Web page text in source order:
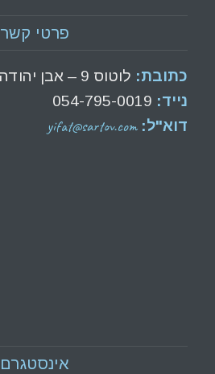
פרטי קשר
כתובת: לוטוס 9 – אבן יהודה
נייד: 054-795-0019
דוא"ל:yifat@sartov.com
אינסטגרם